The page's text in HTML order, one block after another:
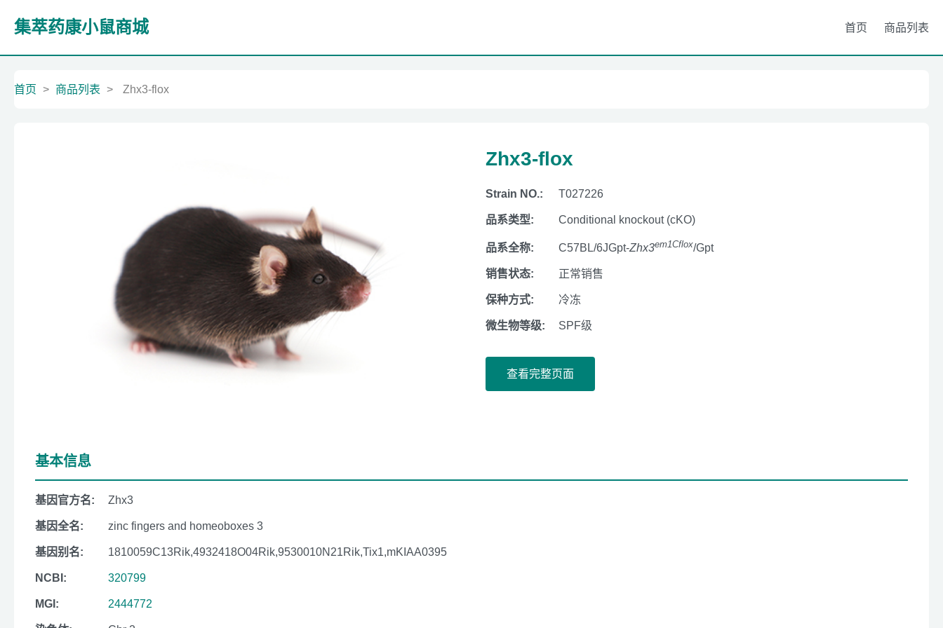
集萃药康小鼠商城 首页 商品列表
首页 > 商品列表 > Zhx3-flox
Zhx3-flox
Strain NO.: T027226
品系类型: Conditional knockout (cKO)
品系全称: C57BL/6JGpt-Zhx3em1Cflox/Gpt
销售状态: 正常销售
保种方式: 冷冻
微生物等级: SPF级
查看完整页面
基本信息
基因官方名: Zhx3
基因全名: zinc fingers and homeoboxes 3
基因别名: 1810059C13Rik,4932418O04Rik,9530010N21Rik,Tix1,mKIAA0395
NCBI: 320799
MGI: 2444772